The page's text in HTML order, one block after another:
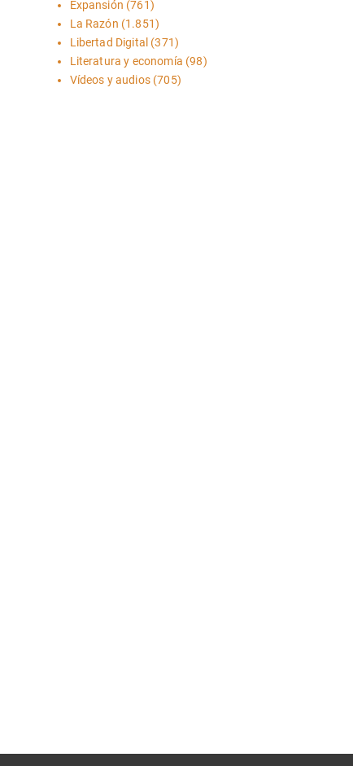
Expansión (761)
La Razón (1.851)
Libertad Digital (371)
Literatura y economía (98)
Vídeos y audios(705)